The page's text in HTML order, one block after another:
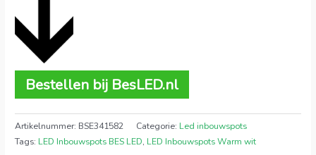
Bestellen bij BesLED.nl
Artikelnummer: BSE341582 Categorie: Led inbouwspots
Tags: LED Inbouwspots BES LED, LED Inbouwspots Warm wit